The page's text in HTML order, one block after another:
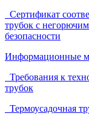
Сертификат
трубок с
безопасности
Информационные
Требования к
трубок
Термоусадочная